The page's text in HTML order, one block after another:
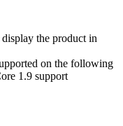
the product in
on the following
1.9 support